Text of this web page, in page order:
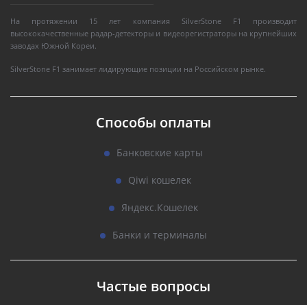
На протяжении 15 лет компания SilverStone F1 производит
высококачественные радар-детекторы и видеорегистраторы на крупнейших
заводах Южной Кореи.
SilverStone F1 занимает лидирующие позиции на Российском рынке.
Способы оплаты
Банковские карты
Qiwi кошелек
Яндекс.Кошелек
Банки и терминалы
Частые вопросы